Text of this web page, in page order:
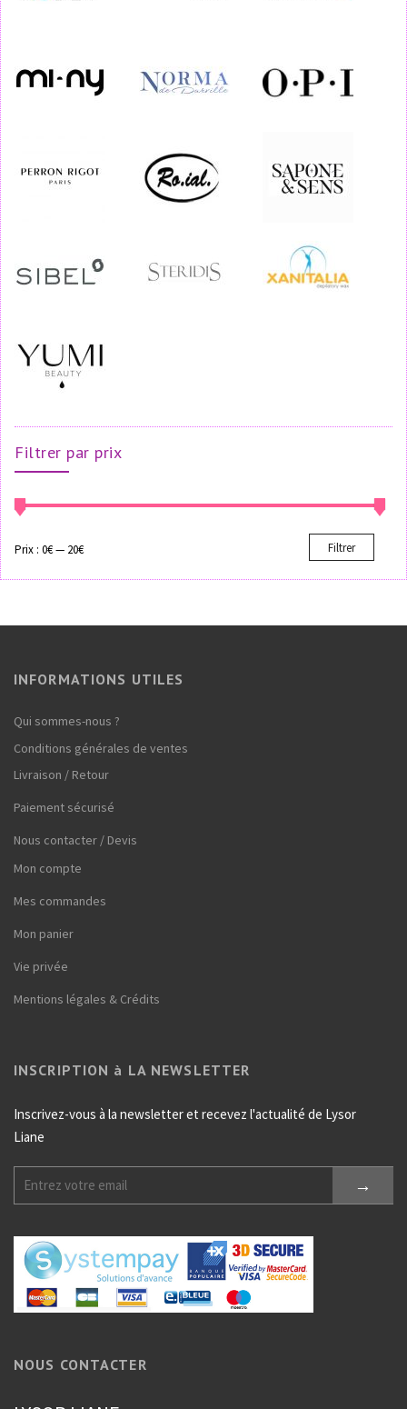
Filtrer par prix
Filtrer
Prix : 0€— 20€
INFORMATIONS UTILES
Qui sommes-nous ?
Conditions générales de ventes
Livraison / Retour
Paiement sécurisé
Nous contacter / Devis
Mon compte
Mes commandes
Mon panier
Vie privée
Mentions légales & Crédits
INSCRIPTION à LA NEWSLETTER
Inscrivez-vous à la newsletter et recevez l'actualité de Lysor
Liane
NOUS CONTACTER